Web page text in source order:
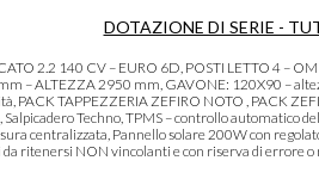
DOTAZIONE DI SERIE -
2.2 140 CV – EURO 6D, POSTI LETTO 4 –
– ALTEZZA 2950 mm, GAVONE: 120X90 –
PACK TAPPEZZERIA ZEFIRO NOTO , PACK
Salpicadero Techno, TPMS – controllo automatico
centralizzata, Pannello solare 200W con
ritenersi NON vincolanti e con riserva di errore o